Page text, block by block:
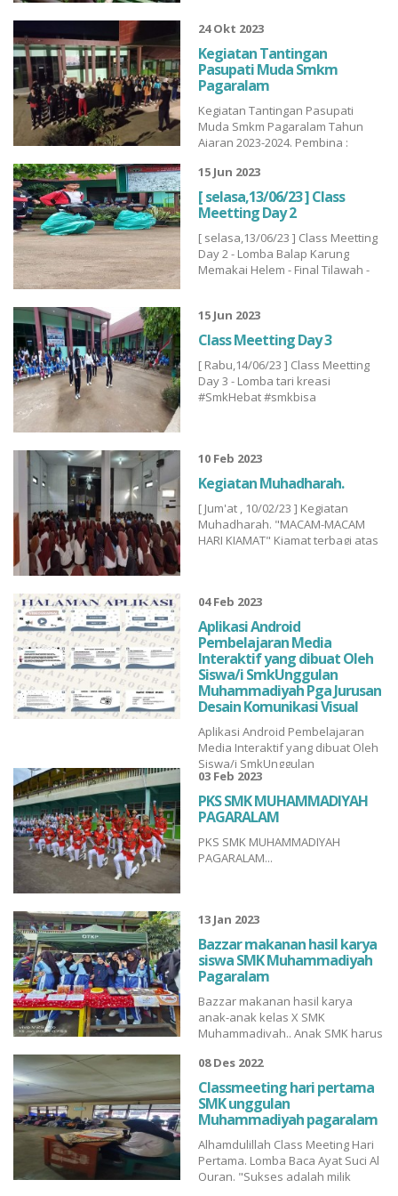
Muhammadiyah Pga...
24 Okt 2023
Kegiatan Tantingan
Pasupati Muda Smkm
Pagaralam
Kegiatan Tantingan Pasupati
Muda Smkm Pagaralam Tahun
Ajaran 2023-2024. Pembina :
Wijaya #SmkBisa #SmkHebat
SmkUnggulan Muhammadiyah
Pga Jurnalistik
SmkMuhammadiyah Jurnalistik
SMK Muhammadiyah Pagaralam...
15 Jun 2023
[ selasa,13/06/23 ] Class
Meetting Day 2
[ selasa,13/06/23 ] Class Meetting
Day 2 - Lomba Balap Karung
Memakai Helem - Final Tilawah -
SmkUnggulan Muhammadiyah
Pga...
15 Jun 2023
Class Meetting Day 3
[ Rabu,14/06/23 ] Class Meetting
Day 3 - Lomba tari kreasi
#SmkHebat #smkbisa
10 Feb 2023
Kegiatan Muhadharah.
[ Jum'at , 10/02/23 ] Kegiatan
Muhadharah. "MACAM-MACAM
HARI KIAMAT" Kiamat terbagi atas
kehancuran atau musibah yang
dirasakan sebagian yang ada di
bumi. Kiamat kubra (besar) adalah
perist...
04 Feb 2023
Aplikasi Android
Pembelajaran Media
Interaktif yang dibuat Oleh
Siswa/i SmkUnggulan
Muhammadiyah Pga Jurusan
Desain Komunikasi Visual
Aplikasi Android Pembelajaran
Media Interaktif yang dibuat Oleh
Siswa/i SmkUnggulan
Muhammadiyah Pga Jurusan
Desain Komunikasi Visual
#SMKBisa #SMKHebat SMK
Muhammadiyah Pagar Alam yang
Pertama dan Nomor Satu. ■
Download aplikasi dengan Scan
03 Feb 2023
PKS SMK MUHAMMADIYAH
PAGARALAM
PKS SMK MUHAMMADIYAH
PAGARALAM...
13 Jan 2023
Bazzar makanan hasil karya
siswa SMK Muhammadiyah
Pagaralam
Bazzar makanan hasil karya
anak-anak kelas X SMK
Muhammadiyah.. Anak SMK harus
dan bisa melanjut kuliah SMK Bisa
???? SMK Hebat????...
08 Des 2022
Classmeeting hari pertama
SMK unggulan
Muhammadiyah pagaralam
Alhamdulillah Class Meeting Hari
Pertama. Lomba Baca Ayat Suci Al
Quran. "Sukses adalah milik